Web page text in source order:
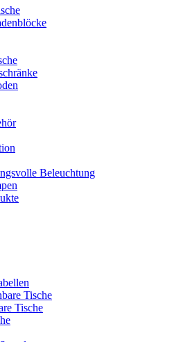
Beleuchtung
Tische
Tische